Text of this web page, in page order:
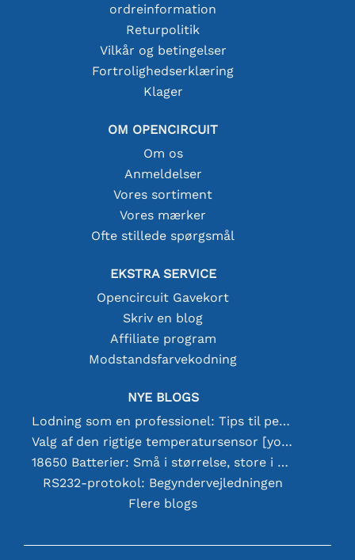
ordreinformation
Returpolitik
Vilkår og betingelser
Fortrolighedserklæring
Klager
OM OPENCIRCUIT
Om os
Anmeldelser
Vores sortiment
Vores mærker
Ofte stillede spørgsmål
EKSTRA SERVICE
Opencircuit Gavekort
Skriv en blog
Affiliate program
Modstandsfarvekodning
NYE BLOGS
Lodning som en professionel: Tips til perfekte elektroniske forbindelser
Valg af den rigtige temperatursensor [youtube]
18650 Batterier: Små i størrelse, store i ydeevne
RS232-protokol: Begyndervejledningen
Flere blogs